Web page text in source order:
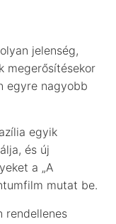
jelenség,
megerősítésekor
egyre nagyobb
egyik
és új
a „A
mutat be.
rendellenes